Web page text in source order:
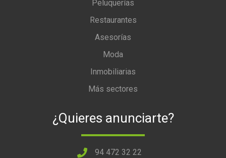
Peluquerías
Restaurantes
Asesorías
Moda
Inmobiliarias
Más sectores
¿Quieres anunciarte?
94 472 32 22